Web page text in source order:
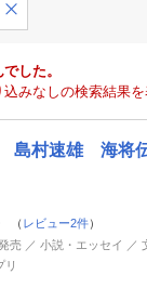
した。
みなしの検索結果を
島村速雄 海将伝
（ レビュー2件）
売 ／ 小説・エッセイ ／
リ